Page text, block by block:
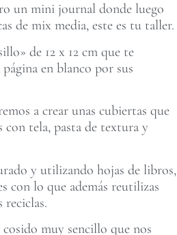
un mini journal donde luego
de mix media, este es tu taller.
de 12 x 12 cm que te
en blanco por sus
a crear unas cubiertas que
con tela, pasta de textura y
y utilizando hojas de libros,
con lo que además reutilizas
reciclas.
muy sencillo que nos